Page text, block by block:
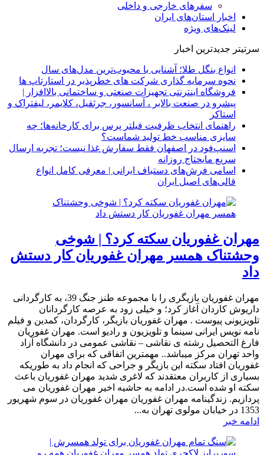
سفرهای خارجی و داخلی
اخبار استان‌های ایران
لینک‌های ویژه
سرتیتر جدیدترین اخبار
انواع بنگل طلا؛ آشنایی با محبوب‌ترین مدل‌های سال
نحوه سرمایه‌ گذاری شرکت‌ های خطرپذیر در استارتاپ ها
فروشگاه اینترنتی تجهیزات صنعتی و ساختمانی بالاافزار |
پیشرو در صنعت بالابر ، آسانسور، جرثقیل، کلایمر، لیفتراک و
استاکر
راهنمای انتخاب ظرفیت فیلتر پرس برای کارخانه‌ها؛ چه
سایزی مناسب خط تولید شماست؟
اسنپ‌فود در اصفهان فقط سفارش غذا نیست؛ تجربه ارسال
سریع مایحتاج روزانه
اسامی فرش‌های دستباف ایرانی | معرفی کامل انواع
قالی‌های اصیل ایران
مهران غفوریان سکته کرد؟ | شوخی
وحشتناک همسر مهران غفوریان کار دستش
داد
مهران غفوریان بازیگری را با مجموعه طنز جنگ 39، به کارگردانی
داریوش کاردان آغاز کرد؛ و خیلی زود به عرصه کارگردانان
تلویزیونی پیوست . مهران غفوریان بازیگر، کارگردان، کمدین و فیلم
نامه نویس ایرانی سینما و تلویزیون و رادیو است. مهران غفوریان
فارغ التحصیل رشته ی نقاشی – نقاشی عمومی در دانشگاه آزاد
واحد تهران مرکز میباشد.. مهمترین اتفاقی که برای مهران
غفوریان افتاد سکته این بازیگر و جراحی که انجام داد به طوریکه
بسیاری از کاربران معتقدند که لاغری شدید مهران غفوریان باعث
سکته او شده است.در ادامه به حاشیه اخیر مهران غفوریان می
پردازیم. زندگینامه مهران غفوریان مهران غفوریان در سوم شهریور
1353 در خیابان مولوی تهران به...
ادامه خبر